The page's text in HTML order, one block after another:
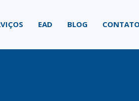
EAD BLOG CONTATO